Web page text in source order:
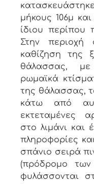
μήκους 106μ
ίδιου περίπου
Στην περιοχή
καθίζηση της
θάλασσας,
ρωμαϊκά
της θάλασσας,
κάτω από
εκτεταμένες
στο λιμάνι και
πληροφορίες
σπάνιο σειρά
(πρόδρομο
φυλάσσονται